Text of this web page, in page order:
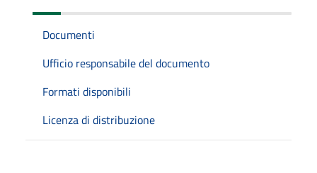
Documenti
Ufficio responsabile del documento
Formati disponibili
Licenza di distribuzione